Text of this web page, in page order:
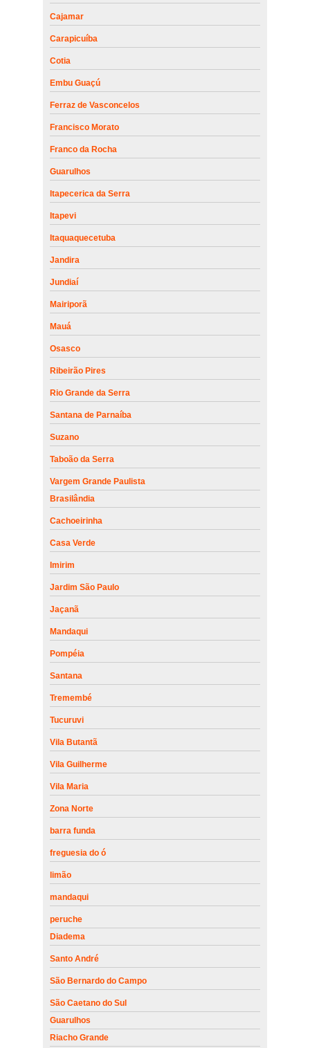
Cajamar
Carapicuíba
Cotia
Embu Guaçú
Ferraz de Vasconcelos
Francisco Morato
Franco da Rocha
Guarulhos
Itapecerica da Serra
Itapevi
Itaquaquecetuba
Jandira
Jundiaí
Mairiporã
Mauá
Osasco
Ribeirão Pires
Rio Grande da Serra
Santana de Parnaíba
Suzano
Taboão da Serra
Vargem Grande Paulista
Brasilândia
Cachoeirinha
Casa Verde
Imirim
Jardim São Paulo
Jaçanã
Mandaqui
Pompéia
Santana
Tremembé
Tucuruvi
Vila Butantã
Vila Guilherme
Vila Maria
Zona Norte
barra funda
freguesia do ó
limão
mandaqui
peruche
Diadema
Santo André
São Bernardo do Campo
São Caetano do Sul
Guarulhos
Riacho Grande